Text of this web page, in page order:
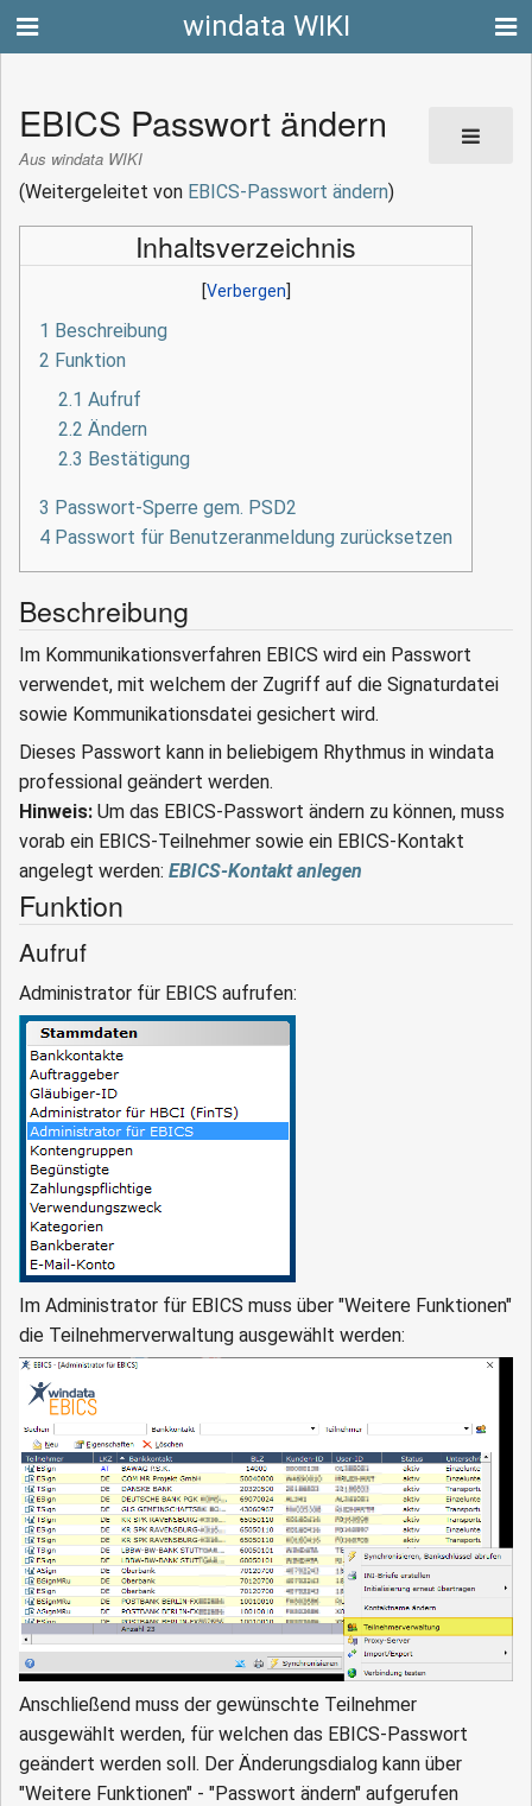
windata WIKI
EBICS Passwort ändern
Aus windata WIKI
(Weitergeleitet von EBICS-Passwort ändern)
Inhaltsverzeichnis
1 Beschreibung
2 Funktion
2.1 Aufruf
2.2 Ändern
2.3 Bestätigung
3 Passwort-Sperre gem. PSD2
4 Passwort für Benutzeranmeldung zurücksetzen
Beschreibung
Im Kommunikationsverfahren EBICS wird ein Passwort
verwendet, mit welchem der Zugriff auf die Signaturdatei
sowie Kommunikationsdatei gesichert wird.
Dieses Passwort kann in beliebigem Rhythmus in windata
professional geändert werden.
Hinweis: Um das EBICS-Passwort ändern zu können, muss
vorab ein EBICS-Teilnehmer sowie ein EBICS-Kontakt
angelegt werden: EBICS-Kontakt anlegen
Funktion
Aufruf
Administrator für EBICS aufrufen:
Im Administrator für EBICS muss über "Weitere Funktionen"
die Teilnehmerverwaltung ausgewählt werden:
Anschließend muss der gewünschte Teilnehmer
ausgewählt werden, für welchen das EBICS-Passwort
geändert werden soll. Der Änderungsdialog kann über
"Weitere Funktionen" - "Passwort ändern" aufgerufen